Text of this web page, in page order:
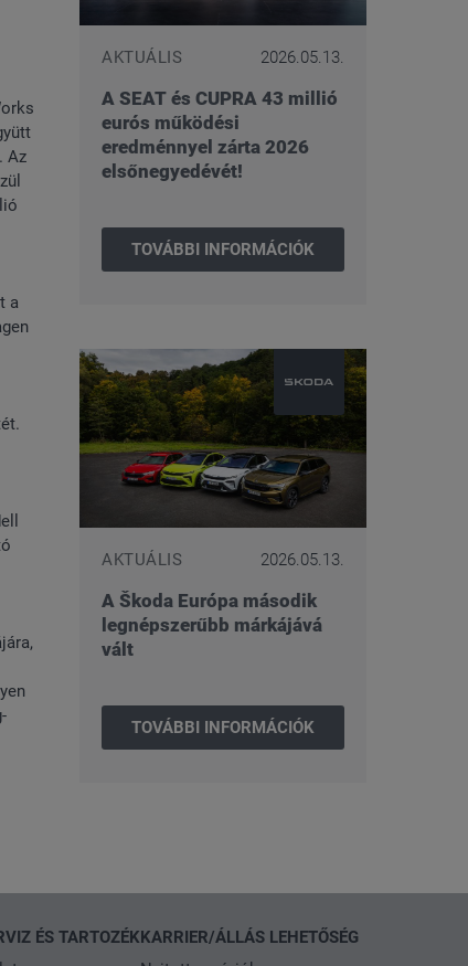
Az
a
AKTUÁLIS 2026.05.13.
A SEAT és CUPRA 43 millió
eurós működési
eredménnyel zárta 2026
elsőnegyedévét!
TOVÁBBI INFORMÁCIÓK
AKTUÁLIS 2026.05.13.
A Škoda Európa második
legnépszerűbb márkájává
vált
TOVÁBBI INFORMÁCIÓK
ÉS TARTOZÉKKARRIER/ÁLLÁS LEHETŐSÉG